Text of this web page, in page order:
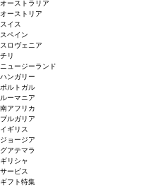
オーストラリア
オーストリア
スイス
スペイン
スロヴェニア
チリ
ニュージーランド
ハンガリー
ポルトガル
ルーマニア
南アフリカ
ブルガリア
イギリス
ジョージア
グアテマラ
ギリシャ
サービス
ギフト特集